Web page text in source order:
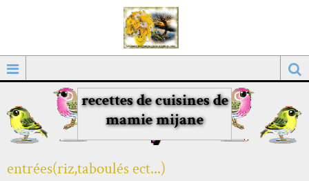
recettes de cuisines de
mamie mijane
entrées(riz,taboulés ect...)